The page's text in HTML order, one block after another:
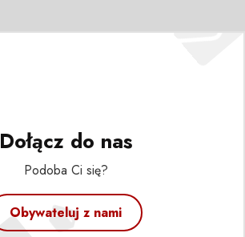
Dołącz do nas
Podoba Ci się?
Obywateluj z nami